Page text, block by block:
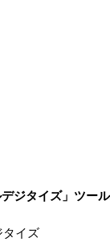
ジタイズ」ツー
タイズ